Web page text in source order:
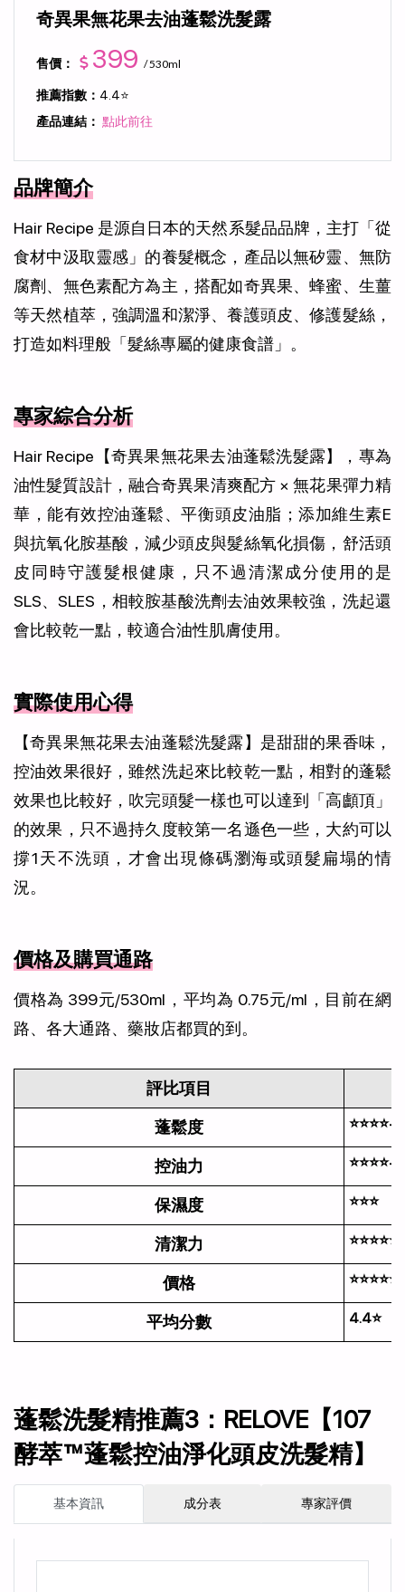
奇異果無花果去油蓬鬆洗髮露
售價： 399 / 530ml
推薦指數： 4.4⭐
產品連結： 點此前往
品牌簡介
Hair Recipe 是源自日本的天然系髮品品牌，主打「從
食材中汲取靈感」的養髮概念，產品以無矽靈、無防
腐劑、無色素配方為主，搭配如奇異果、蜂蜜、生薑
等天然植萃，強調溫和潔淨、養護頭皮、修護髮絲，
打造如料理般「髮絲專屬的健康食譜」。
專家綜合分析
Hair Recipe【奇異果無花果去油蓬鬆洗髮露】，專為
油性髮質設計，融合奇異果清爽配方 × 無花果彈力精
華，能有效控油蓬鬆、平衡頭皮油脂；添加維生素E
與抗氧化胺基酸，減少頭皮與髮絲氧化損傷，舒活頭
皮同時守護髮根健康，只不過清潔成分使用的是
SLS、SLES，相較胺基酸洗劑去油效果較強，洗起還
會比較乾一點，較適合油性肌膚使用。
實際使用心得
【奇異果無花果去油蓬鬆洗髮露】是甜甜的果香味，
控油效果很好，雖然洗起來比較乾一點，相對的蓬鬆
效果也比較好，吹完頭髮一樣也可以達到「高顱頂」
的效果，只不過持久度較第一名遜色一些，大約可以
撐1天不洗頭，才會出現條碼瀏海或頭髮扁塌的情
況。
價格及購買通路
價格為 399元/530ml，平均為 0.75元/ml，目前在網
路、各大通路、藥妝店都買的到。
評比項目
蓬鬆度
控油力
保濕度 ⭐⭐⭐
清潔力 ⭐⭐⭐⭐⭐
價格 ⭐⭐⭐⭐⭐
平均分數 4.4⭐
蓬鬆洗髮精推薦3：RELOVE【107
酵萃™蓬鬆控油淨化頭皮洗髮精】
基本資訊 成分表 專家評價